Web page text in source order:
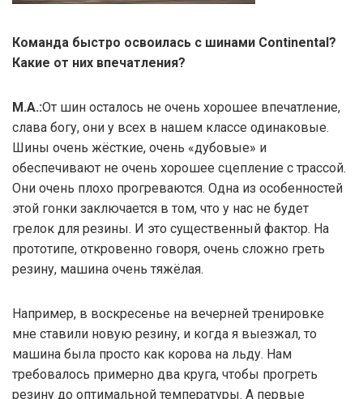
Команда быстро освоилась с шинами Continental?
Какие от них впечатления?
М.А.:От шин осталось не очень хорошее впечатление,
слава богу, они у всех в нашем классе одинаковые.
Шины очень жёсткие, очень «дубовые» и
обеспечивают не очень хорошее сцепление с трассой.
Они очень плохо прогреваются. Одна из особенностей
этой гонки заключается в том, что у нас не будет
грелок для резины. И это существенный фактор. На
прототипе, откровенно говоря, очень сложно греть
резину, машина очень тяжёлая.
Например, в воскресенье на вечерней тренировке
мне ставили новую резину, и когда я выезжал, то
машина была просто как корова на льду. Нам
требовалось примерно два круга, чтобы прогреть
резину до оптимальной температуры. А первые